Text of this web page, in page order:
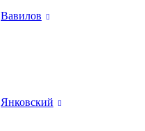
Вавилов
Янковский